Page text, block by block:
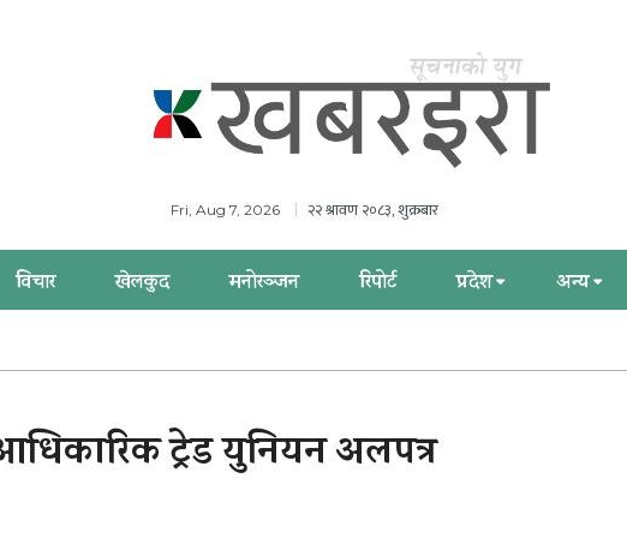
Fri, Aug 7, 2026 २२ श्रावण २०८३, शुक्रबार
विचार खेलकुद मनोरञ्जन रिपोर्ट प्रदेश अन्य
ट्रेड युनियन अलपत्र